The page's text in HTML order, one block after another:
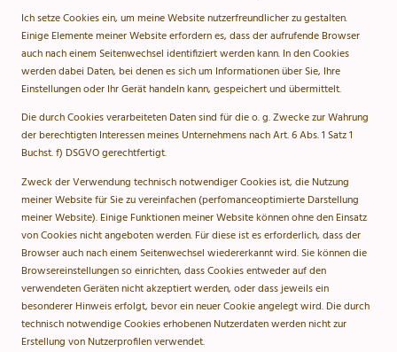
Ich setze Cookies ein, um meine Website nutzerfreundlicher zu gestalten.
Einige Elemente meiner Website erfordern es, dass der aufrufende Browser
auch nach einem Seitenwechsel identifiziert werden kann. In den Cookies
werden dabei Daten, bei denen es sich um Informationen über Sie, Ihre
Einstellungen oder Ihr Gerät handeln kann, gespeichert und übermittelt.
Die durch Cookies verarbeiteten Daten sind für die o. g. Zwecke zur Wahrung
der berechtigten Interessen meines Unternehmens nach Art. 6 Abs. 1 Satz 1
Buchst. f) DSGVO gerechtfertigt.
Zweck der Verwendung technisch notwendiger Cookies ist, die Nutzung
meiner Website für Sie zu vereinfachen (perfomanceoptimierte Darstellung
meiner Website). Einige Funktionen meiner Website können ohne den Einsatz
von Cookies nicht angeboten werden. Für diese ist es erforderlich, dass der
Browser auch nach einem Seitenwechsel wiedererkannt wird. Sie können die
Browsereinstellungen so einrichten, dass Cookies entweder auf den
verwendeten Geräten nicht akzeptiert werden, oder dass jeweils ein
besonderer Hinweis erfolgt, bevor ein neuer Cookie angelegt wird. Die durch
technisch notwendige Cookies erhobenen Nutzerdaten werden nicht zur
Erstellung von Nutzerprofilen verwendet.